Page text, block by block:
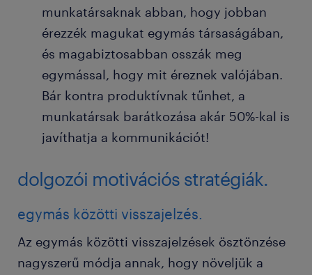
munkatársaknak abban, hogy jobban
érezzék magukat egymás társaságában,
és magabiztosabban osszák meg
egymással, hogy mit éreznek valójában.
Bár kontra produktívnak tűnhet, a
munkatársak barátkozása akár 50%-kal is
javíthatja a kommunikációt!
dolgozói motivációs stratégiák.
egymás közötti visszajelzés.
Az egymás közötti visszajelzések ösztönzése
nagyszerű módja annak, hogy növeljük a